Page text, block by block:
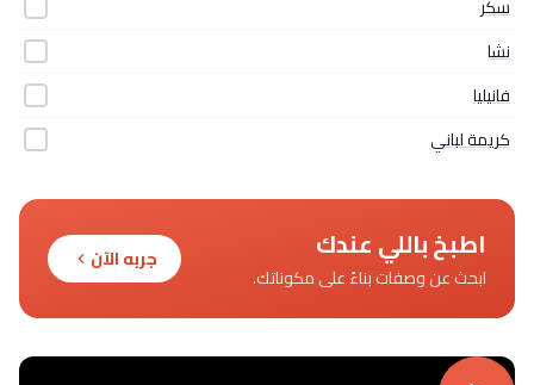
سكر
نشا
فانيليا
كريمة لباني
اطبخ باللي عندك
ابحث عن وصفات بناءً على مكوناتك.
جربه الآن